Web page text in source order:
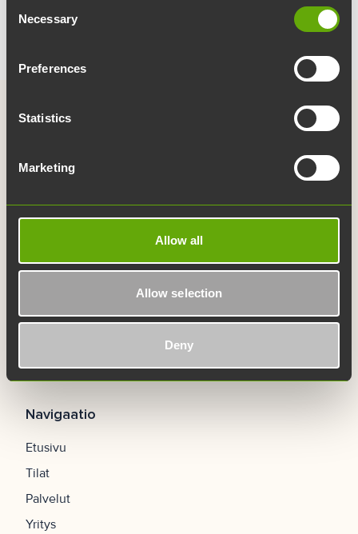
Selection
Necessary
Preferences
Statistics
Marketing
Allow all
Allow selection
Deny
Linkit
Yhteystiedot
Navigaatio
Etusivu
Tilat
Palvelut
Yritys